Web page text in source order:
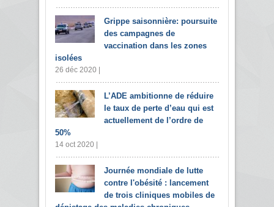
Grippe saisonnière: poursuite
des campagnes de
vaccination dans les zones
isolées
26 déc 2020 |
L’ADE ambitionne de réduire
le taux de perte d’eau qui est
actuellement de l’ordre de
50%
14 oct 2020 |
Journée mondiale de lutte
contre l'obésité : lancement
de trois cliniques mobiles de